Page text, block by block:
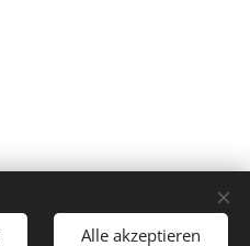
Alle akzeptieren